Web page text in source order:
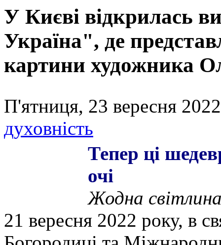
У Києві відкрилась
Україна", де
картини художника
П'ятниця, 23 вересня
духовність
Тепер ці
очі
Жодна
21 вересня 2022 року, в